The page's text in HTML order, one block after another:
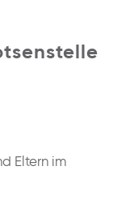
Eltern im